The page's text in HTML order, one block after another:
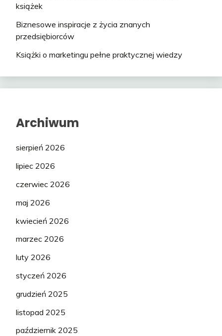
książek
Biznesowe inspiracje z życia znanych
przedsiębiorców
Książki o marketingu pełne praktycznej wiedzy
Archiwum
sierpień 2026
lipiec 2026
czerwiec 2026
maj 2026
kwiecień 2026
marzec 2026
luty 2026
styczeń 2026
grudzień 2025
listopad 2025
październik 2025